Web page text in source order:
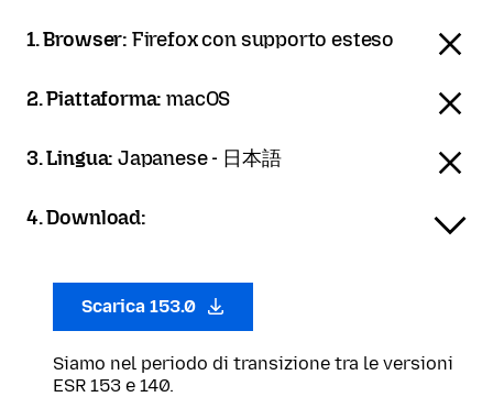
1. Browser: Firefox con supporto esteso
2. Piattaforma:macOS
3. Lingua:Japanese - 日本語
4. Download:
Scarica 153.0
Siamo nel periodo di transizione tra le versioni
ESR 153 e 140.